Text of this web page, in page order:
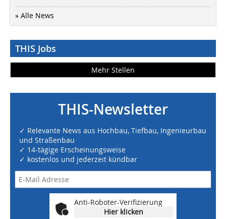
» Alle News
THIS Jobs
Mehr Stellen
THIS-Newsletter
✓ Relevante News aus Hochbau, Tiefbau, Ingenieurbau
und Straßenbau
✓ 14-tägige Erscheinungsweise
✓ kostenlos und jederzeit kündbar
Anti-Roboter-Verifizierung
Hier klicken